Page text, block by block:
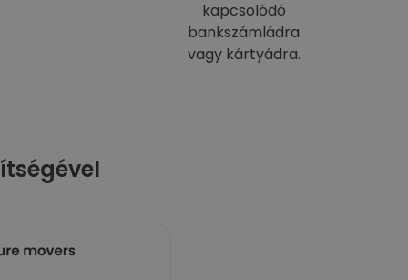
kapcsolódó
bankszámládra
vagy kártyádra.